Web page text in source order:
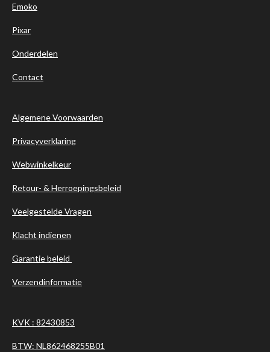
Emoko
Pixar
Onderdelen
Contact
Algemene Voorwaarden
Privacyverklaring
Webwinkelkeur
Retour- & Herroepingsbeleid
Veelgestelde Vragen
Klacht indienen
Garantie beleid
Verzendinformatie
KVK : 82430853
BTW: NL862468255B01